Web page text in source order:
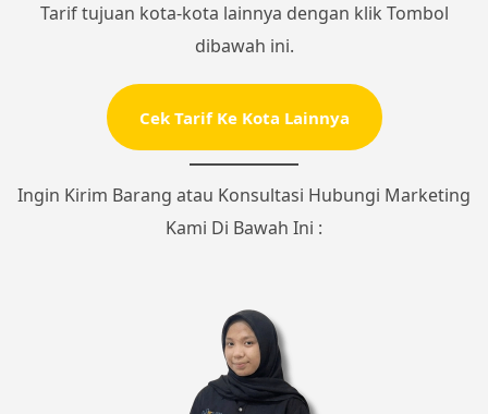
Tarif tujuan kota-kota lainnya dengan klik Tombol
dibawah ini.
Cek Tarif Ke Kota Lainnya
Ingin Kirim Barang atau Konsultasi Hubungi Marketing
Kami Di Bawah Ini :